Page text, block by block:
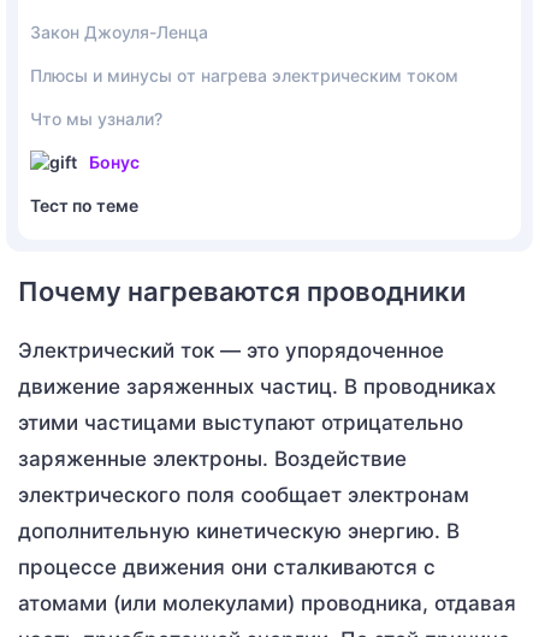
Закон Джоуля-Ленца
Плюсы и минусы от нагрева электрическим током
Что мы узнали?
Бонус
Тест по теме
Почему нагреваются проводники
Электрический ток — это упорядоченное
движение заряженных частиц. В проводниках
этими частицами выступают отрицательно
заряженные электроны. Воздействие
электрического поля сообщает электронам
дополнительную кинетическую энергию. В
процессе движения они сталкиваются с
атомами (или молекулами) проводника, отдавая